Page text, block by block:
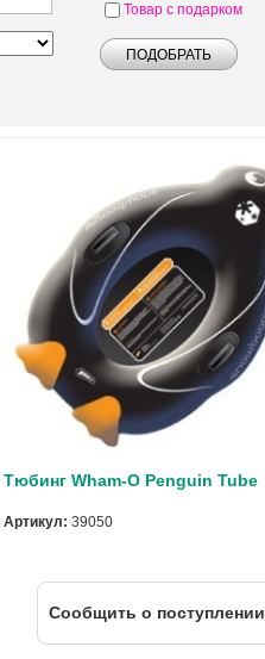
Товар с подарком
Тюбинг Wham-O Penguin Tube
Артикул: 39050
Cообщить о поступлении